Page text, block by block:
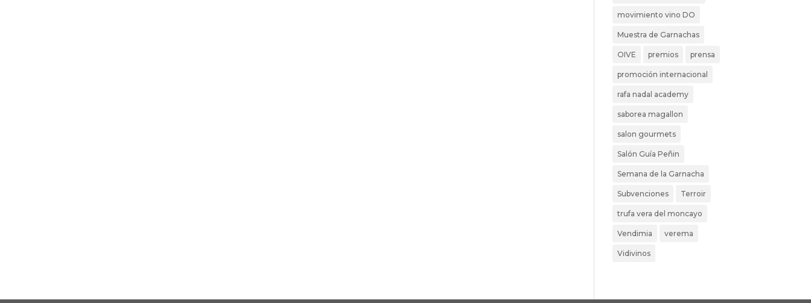
movimiento vino DO
Muestra de Garnachas
OIVE premios prensa
promoción internacional
rafa nadal academy
saborea magallon
salon gourmets
Salón Guía Peñin
Semana de la Garnacha
Subvenciones Terroir
trufa vera del moncayo
Vendimia verema
Vidivinos